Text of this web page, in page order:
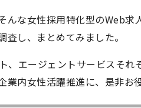
んな女性採用特化型のWeb
査し、まとめてみました。
、エージェントサービスそ
業内女性活躍推進に、是非お